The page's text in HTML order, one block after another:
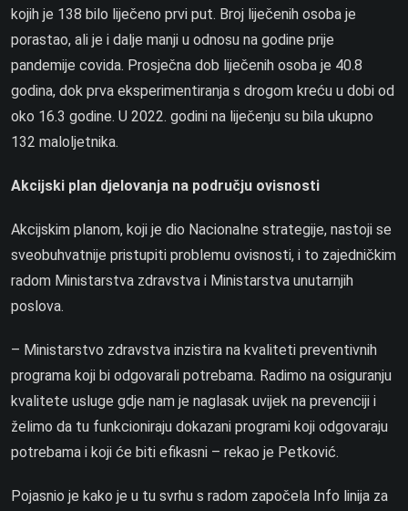
kojih je 138 bilo liječeno prvi put. Broj liječenih osoba je
porastao, ali je i dalje manji u odnosu na godine prije
pandemije covida. Prosječna dob liječenih osoba je 40.8
godina, dok prva eksperimentiranja s drogom kreću u dobi od
oko 16.3 godine. U 2022. godini na liječenju su bila ukupno
132 maloljetnika.
Akcijski plan djelovanja na području ovisnosti
Akcijskim planom, koji je dio Nacionalne strategije, nastoji se
sveobuhvatnije pristupiti problemu ovisnosti, i to zajedničkim
radom Ministarstva zdravstva i Ministarstva unutarnjih
poslova.
– Ministarstvo zdravstva inzistira na kvaliteti preventivnih
programa koji bi odgovarali potrebama. Radimo na osiguranju
kvalitete usluge gdje nam je naglasak uvijek na prevenciji i
želimo da tu funkcioniraju dokazani programi koji odgovaraju
potrebama i koji će biti efikasni – rekao je Petković.
Pojasnio je kako je u tu svrhu s radom započela Info linija za